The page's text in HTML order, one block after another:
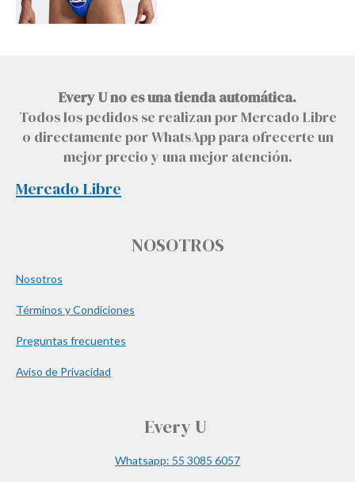
Every U no es una tienda automática.
Todos los pedidos se realizan por Mercado Libre
o directamente por WhatsApp para ofrecerte un
mejor precio y una mejor atención.
Mercado Libre
NOSOTROS
Nosotros
Términos y Condiciones
Preguntas frecuentes
Aviso de Privacidad
Every U
Whatsapp: 55 3085 6057